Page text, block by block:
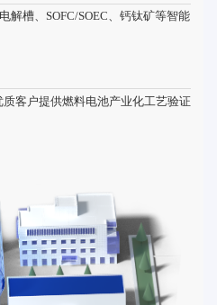
解槽、SOFC/SOEC、钙钛矿等智能
客户提供燃料电池产业化工艺验证